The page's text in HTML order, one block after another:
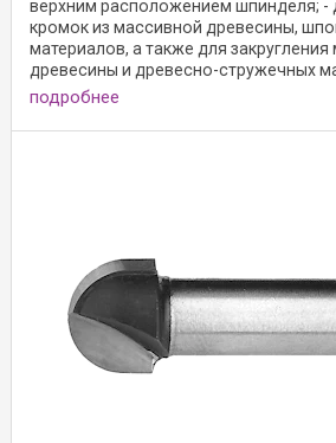
верхним расположением шпинделя; -
кромок из массивной древесины,
материалов, а также для
древесины и древесно-стружечных
подробнее